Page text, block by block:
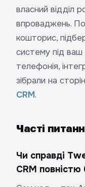
власний відділ
впроваджень.
кошторис,
систему під
телефонія,
зібрали на
CRM.
Часті
Чи справді
CRM